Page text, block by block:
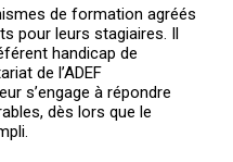
de formation agréés
pour leurs stagiaires. Il
handicap de
de l’ADEF
s’engage à répondre
dès lors que le